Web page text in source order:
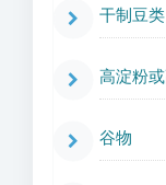
干制豆类
高淀粉
谷物